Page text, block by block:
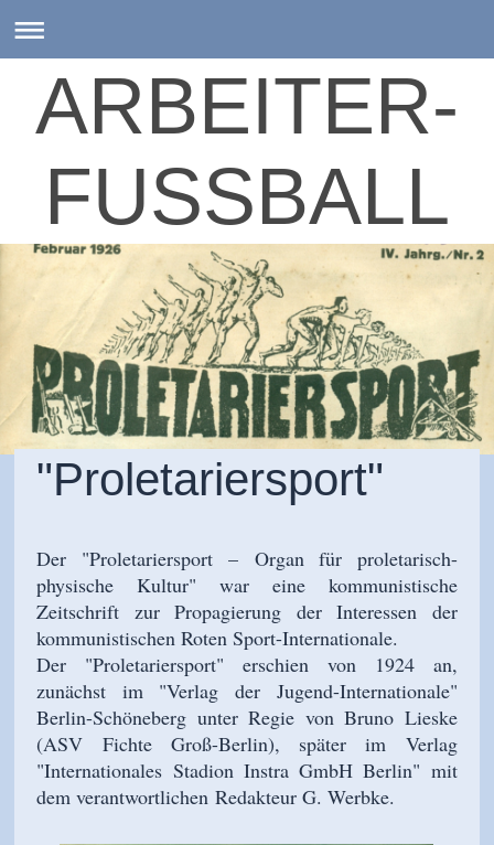
ARBEITER-
FUSSBALL
"Proletariersport"
Der "Proletariersport– Organ für proletarisch-
physische Kultur" war eine kommunistische
Zeitschrift zur Propagierung der Interessen der
kommunistischen Roten Sport-Internationale.
Der "Proletariersport" erschien von 1924 an,
zunächst im "Verlag der Jugend-Internationale"
Berlin-Schöneberg unter Regie von Bruno Lieske
(ASV Fichte Groß-Berlin), später im Verlag
"Internationales Stadion Instra GmbH Berlin" mit
dem verantwortlichenRedakteur G. Werbke.